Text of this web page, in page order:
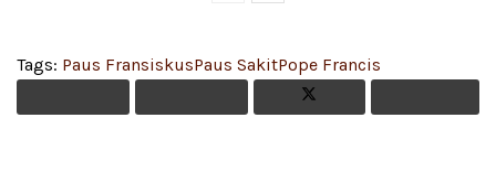
Tags: Paus FransiskusPaus SakitPope Francis